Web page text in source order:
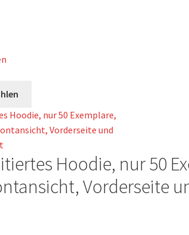
weist
mehrere
auf.
Optionen
Hoodie, nur 50
Vorderseite